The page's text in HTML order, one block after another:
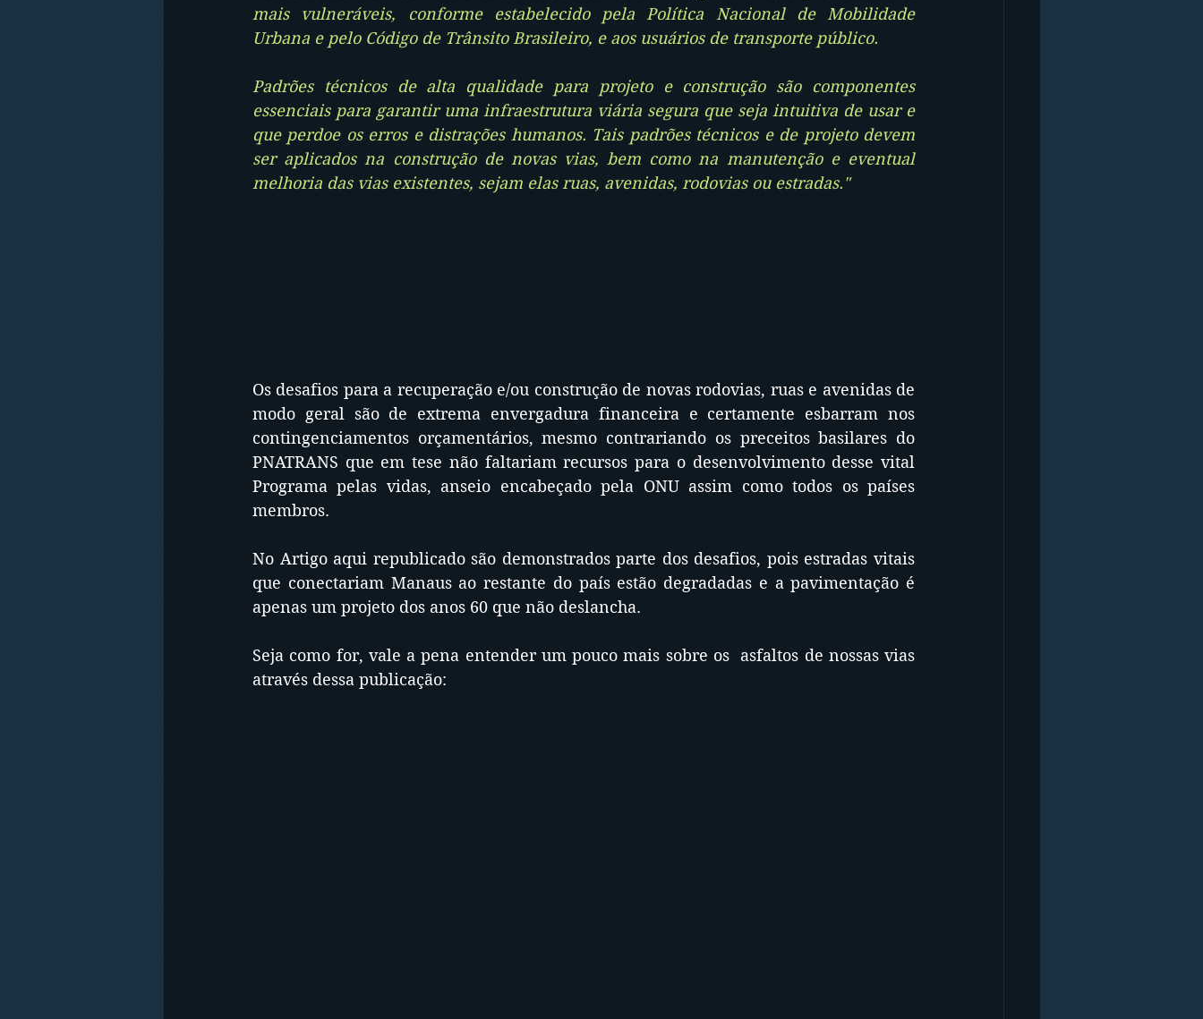
mais vulneráveis, conforme estabelecido pela Política Nacional de Mobilidade
Urbana e pelo Código de Trânsito Brasileiro, e aos usuários de transporte público.
Padrões técnicos de alta qualidade para projeto e construção são componentes
essenciais para garantir uma infraestrutura viária segura que seja intuitiva de usar e
que perdoe os erros e distrações humanos. Tais padrões técnicos e de projeto devem
ser aplicados na construção de novas vias, bem como na manutenção e eventual
melhoria das vias existentes, sejam elas ruas, avenidas, rodovias ou estradas."
Os desafios para a recuperação e/ou construção de novas rodovias, ruas e avenidas de
modo geral são de extrema envergadura financeira e certamente esbarram nos
contingenciamentos orçamentários, mesmo contrariando os preceitos basilares do
PNATRANS que em tese não faltariam recursos para o desenvolvimento desse vital
Programa pelas vidas, anseio encabeçado pela ONU assim como todos os países
membros.
No Artigo aqui republicado são demonstrados parte dos desafios, pois estradas vitais
que conectariam Manaus ao restante do país estão degradadas e a pavimentação é
apenas um projeto dos anos 60 que não deslancha.
Seja como for, vale a pena entender um pouco mais sobre os  asfaltos de nossas vias
através dessa publicação: